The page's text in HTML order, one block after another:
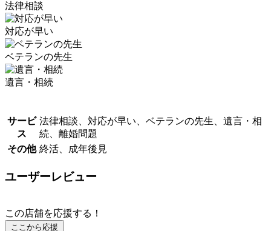
法律相談
対応が早い
ベテランの先生
遺言・相続
サービ
ス
法律相談、対応が早い、ベテランの先生、遺言・相
続、離婚問題
その他 終活、成年後見
ユーザーレビュー
この店舗を応援する！
ここから応援